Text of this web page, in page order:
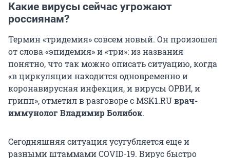
Какие вирусы сейчас угрожают
россиянам?
Термин «тридемия» совсем новый. Он произошел
от слова «эпидемия» и «три»: из названия
понятно, что так можно описать ситуацию, когда
«в циркуляции находится одновременно и
коронавирусная инфекция, и вирусы ОРВИ, и
грипп», отметил в разговоре с MSK1.RUврач-
иммунолог Владимир Болибок.
Сегодняшняя ситуация усугубляется еще и
разными штаммами COVID-19. Вирус быстро